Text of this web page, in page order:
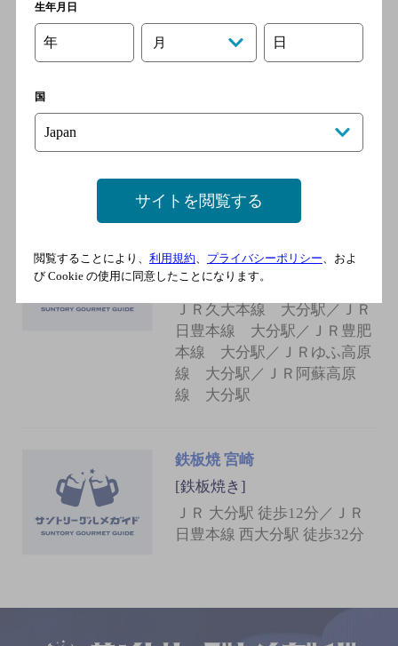
[イタリア料理]
本線 大分駅／ＪＲゆふ高原
線 大分駅／ＪＲ阿蘇高原
ルミシマ
[その他洋食]
ＪＲ久大本線 大分駅／ＪＲ
日豊本線 大分駅／ＪＲ豊肥
本線 大分駅／ＪＲゆふ高原
線 大分駅／ＪＲ阿蘇高原
線 大分駅
鉄板焼 宮崎
[鉄板焼き]
ＪＲ 大分駅 徒歩12分／ＪＲ
日豊本線 西大分駅 徒歩32分
生年月日
年 月 日
国
サイトを閲覧する
閲覧することにより、 利用規約 プライバシーポリシー 、およ
び Cookie の使用に同意したことになります。